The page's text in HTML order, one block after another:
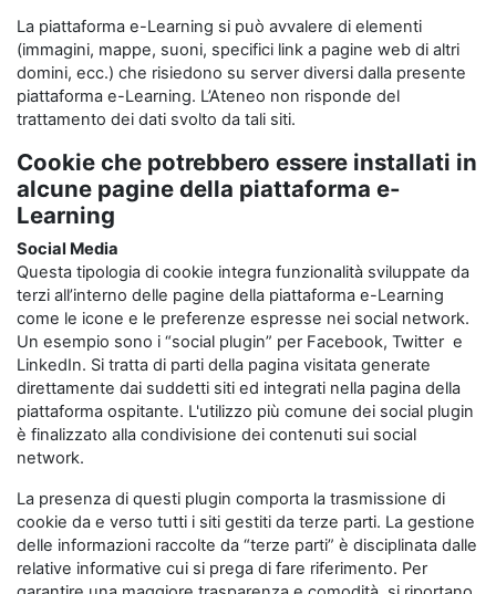
La piattaforma e-Learning si può avvalere di elementi
(immagini, mappe, suoni, specifici link a pagine web di altri
domini, ecc.) che risiedono su server diversi dalla presente
piattaforma e-Learning. L’Ateneo non risponde del
trattamento dei dati svolto da tali siti.
Cookie che potrebbero essere installati in
alcune pagine della piattaforma e-
Learning
Social Media
Questa tipologia di cookie integra funzionalità sviluppate da
terzi all’interno delle pagine della piattaforma e-Learning
come le icone e le preferenze espresse nei social network.
Un esempio sono i “social plugin” per Facebook, Twitter e
LinkedIn. Si tratta di parti della pagina visitata generate
direttamente dai suddetti siti ed integrati nella pagina della
piattaforma ospitante. L'utilizzo più comune dei social plugin
è finalizzato alla condivisione dei contenuti sui social
network.
La presenza di questi plugin comporta la trasmissione di
cookie da e verso tutti i siti gestiti da terze parti. La gestione
delle informazioni raccolte da “terze parti” è disciplinata dalle
relative informative cui si prega di fare riferimento. Per